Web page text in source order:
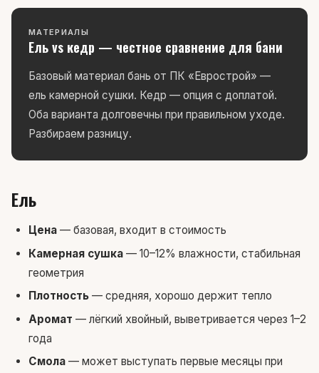
МАТЕРИАЛЫ
Ель vs кедр — честное сравнение для бани
Базовый материал бань от ПК «Еврострой» —
ель камерной сушки. Кедр — опция с доплатой.
Оба варианта долговечны при правильном уходе.
Разбираем разницу.
Ель
Цена — базовая, входит в стоимость
Камерная сушка — 10–12% влажности, стабильная
геометрия
Плотность — средняя, хорошо держит тепло
Аромат — лёгкий хвойный, выветривается через 1–2
года
Смола — может выступать первые месяцы при